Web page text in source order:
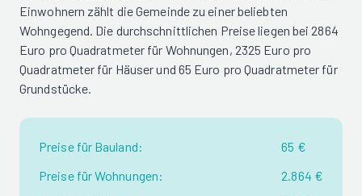
Einwohnern zählt die Gemeinde zu einer beliebten
Wohngegend. Die durchschnittlichen Preise liegen bei 2864
Euro pro Quadratmeter für Wohnungen, 2325 Euro pro
Quadratmeter für Häuser und 65 Euro pro Quadratmeter für
Grundstücke.
Preise für Bauland:
65 €
Preise für Wohnungen:
2.864 €